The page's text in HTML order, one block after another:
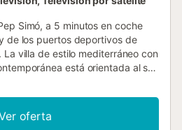
Simó, a 5 minutos en coche
de los puertos deportivos de
villa de estilo mediterráneo con
está orientada al sur
al fondo. Las playas
y S'Estanyol, ambas a unos
trata de una casa de
oferta